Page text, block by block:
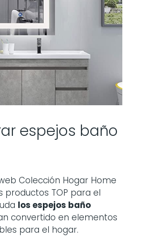
espejos baño
Colección Hogar Home
productos TOP para el
los espejos baño
convertido en elementos
para el hogar.